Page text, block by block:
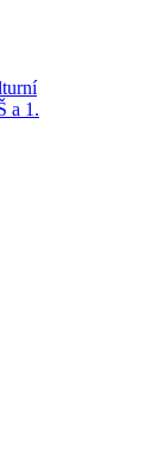
a 1.